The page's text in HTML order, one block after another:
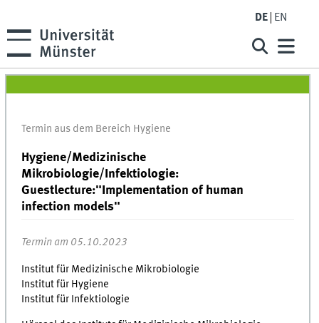
DE EN
Termin aus dem Bereich Hygiene
Hygiene/Medizinische
Mikrobiologie/Infektiologie:
Guestlecture:"Implementation of human
infection models"
Termin am 05.10.2023
Institut für Medizinische Mikrobiologie
Institut für Hygiene
Institut für Infektiologie